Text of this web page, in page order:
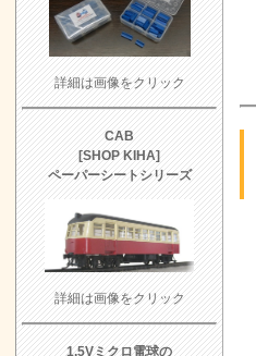
詳細は画像をクリック
CAB
[SHOP KIHA]
ペーパーシートシリーズ
詳細は画像をクリック
1.5Vミクロ電球の